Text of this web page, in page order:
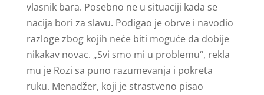
vlasnik bara. Posebno ne u situaciji kada se
nacija bori za slavu. Podigao je obrve i navodio
razloge zbog kojih neće biti moguće da dobije
nikakav novac. „Svi smo mi u problemu“, rekla
mu je Rozi sa puno razumevanja i pokreta
ruku. Menadžer, koji je strastveno pisao